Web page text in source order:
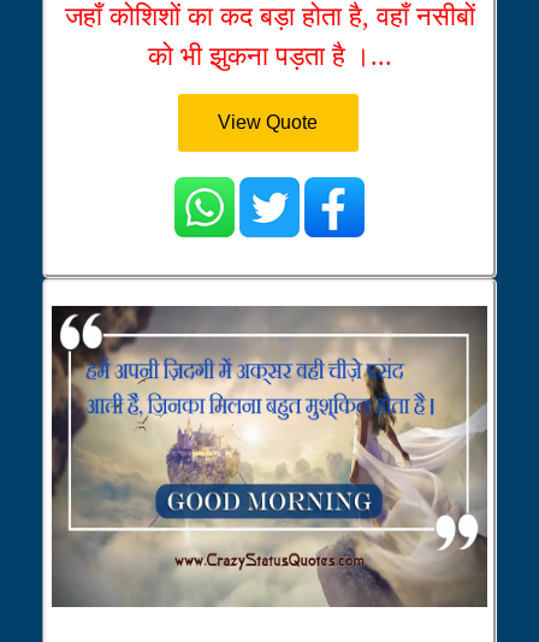
जहाँ कोशिशों का कद बड़ा होता है, वहाँ नसीबों
को भी झुकना पड़ता है ।...
View Quote